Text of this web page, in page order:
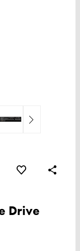
Drive